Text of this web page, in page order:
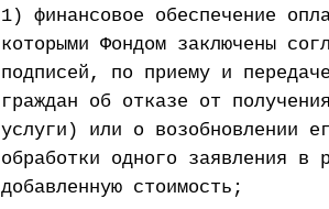
1) финансовое обеспечение
которыми Фондом заключены
подписей, по приему и
граждан об отказе от
услуги) или о возобновлении
обработки одного заявления в
добавленную стоимость;